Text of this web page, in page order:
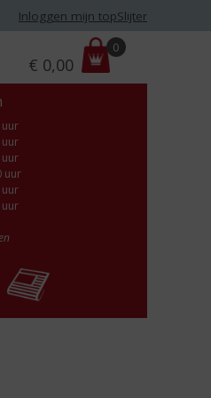
Inloggen mijn topSlijter
r
i
€ 0,00
0
uur
uur
uur
uur
uur
uur